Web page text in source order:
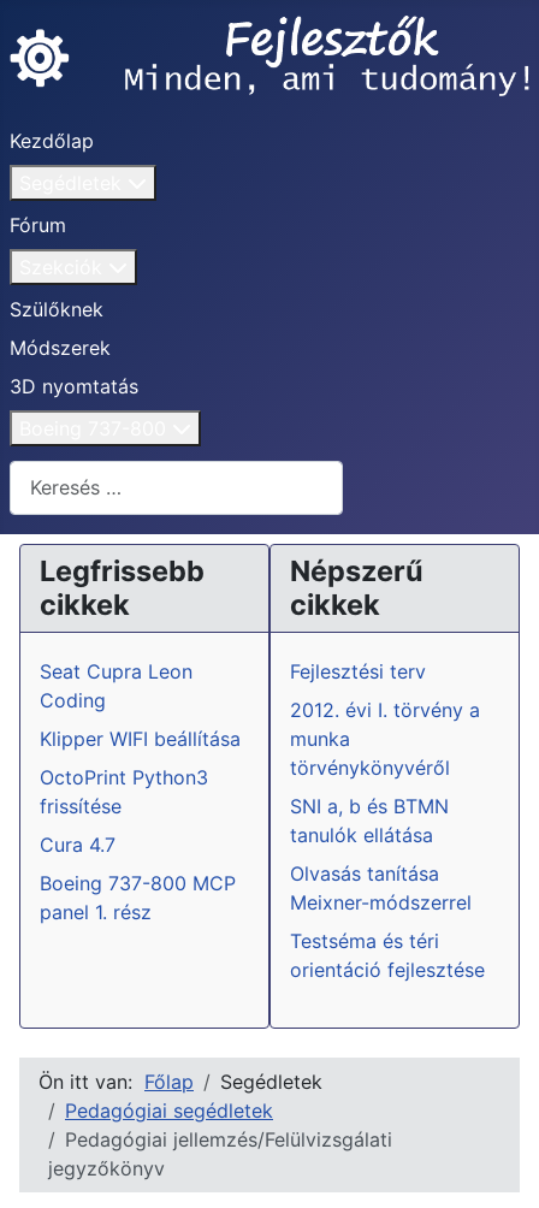
Kezdőlap
Fórum
Szülőknek
Módszerek
3D nyomtatás
Keresés...
Legfrissebb
cikkek
Seat Cupra Leon
Coding
Klipper WIFI beállítása
OctoPrint Python3
frissítése
Cura 4.7
Boeing 737-800 MCP
panel 1. rész
Népszerű
cikkek
Fejlesztési terv
2012. évi I. törvény a
munka
törvénykönyvéről
SNI a, b és BTMN
tanulók ellátása
Olvasás tanítása
Meixner-módszerrel
Testséma és téri
orientáció fejlesztése
Ön itt van: Főlap
Segédletek
Pedagógiai segédletek
Pedagógiai jellemzés/Felülvizsgálati
jegyzőkönyv